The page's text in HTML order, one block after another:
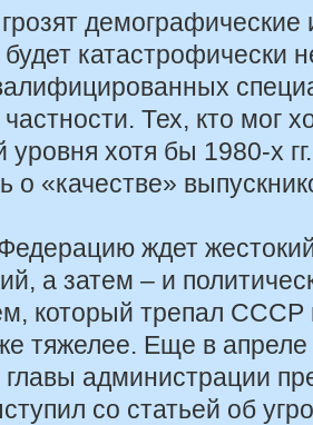
катастрофически
Тех, кто мог
уровня хотя бы 1980-х
о «качестве»
ждет
а затем – и
который трепал СССР
тяжелее. Еще в апреле
главы администрации
со статьей об